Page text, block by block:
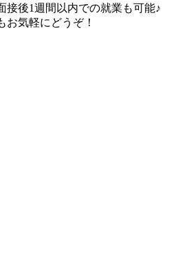
接後1週間以内での就業も可能♪
お気軽にどうぞ！